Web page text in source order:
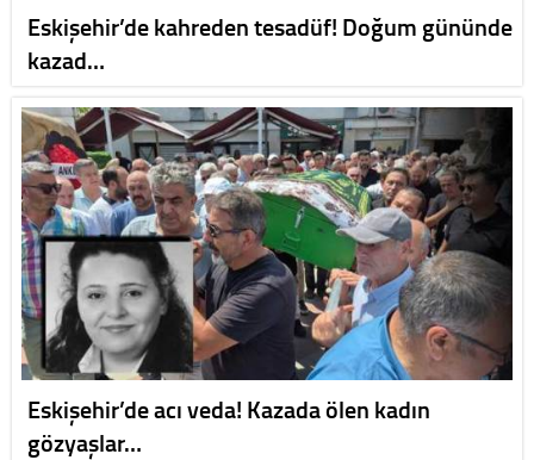
Eskişehir’de kahreden tesadüf! Doğum gününde
kazad…
Eskişehir’de acı veda! Kazada ölen kadın
gözyaşlar…